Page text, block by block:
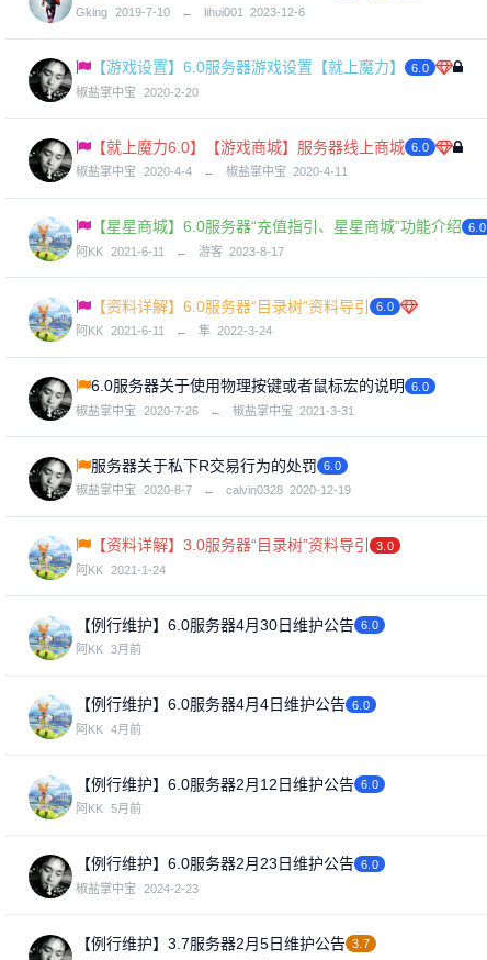
Gking 2019-7-10 ← lihui001 2023-12-6
【游戏设置】6.0服务器游戏设置【就上魔力】
6.0
椒盐掌中宝
2020-2-20
【就上魔力6.0】【游戏商城】服务器线上商城 6.0
椒盐掌中宝
2020-4-4 ← 椒盐掌中宝 2020-4-11
【星星商城】6.0服务器“充值指引、星星商城”功能介绍
6.0
阿KK 2021-6-11 ← 游客 2023-8-17
【资料详解】6.0服务器“目录树”资料导引
6.0
阿KK 2021-6-11 ← 隼 2022-3-24
6.0服务器关于使用物理按键或者鼠标宏的说明
6.0
椒盐掌中宝
2020-7-26 ← 椒盐掌中宝 2021-3-31
服务器关于私下R交易行为的处罚
6.0
椒盐掌中宝
2020-8-7 ← calvin0328 2020-12-19
【资料详解】3.0服务器“目录树”资料导引
3.0
阿KK 2021-1-24
【例行维护】6.0服务器4月30日维护公告 6.0
阿KK 3月前
【例行维护】6.0服务器4月4日维护公告 6.0
阿KK 4月前
【例行维护】6.0服务器2月12日维护公告 6.0
阿KK 5月前
【例行维护】6.0服务器2月23日维护公告 6.0
椒盐掌中宝
2024-2-23
【例行维护】3.7服务器2月5日维护公告 3.7